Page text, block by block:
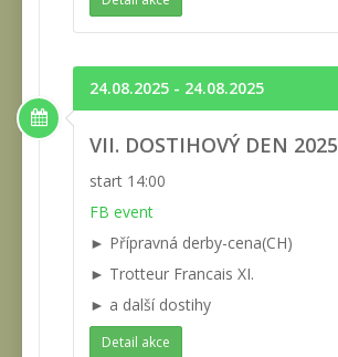
24.08.2025 - 24.08.2025
VII. DOSTIHOVÝ DEN 2025
start 14:00
FB event
► Přípravná derby-cena(CH)
► Trotteur Francais XI.
► a další dostihy
Detail akce